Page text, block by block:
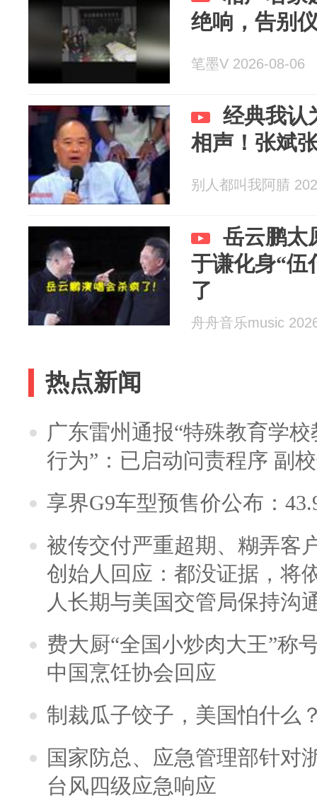
绝响，告别
笔墨V 2026-08-06
经典我认
相声！张斌
别人都叫我阿腈
岳云鹏太
于谦化身“伍
了
舟舟音乐music
热点新闻
广东雷州通报“特殊教育学
行为”：已启动问责程序 副
享界G9车型预售价公布：
被传交付严重超期、糊弄客
创始人回应：都没证据，将
人长期与美国交管局保持沟
费大厨“全国小炒肉大王”称
中国烹饪协会回应
制裁瓜子饺子，美国怕什么
国家防总、应急管理部针对
台风四级应急响应